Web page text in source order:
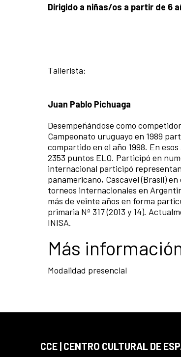
Dirigido a niñas/os a partir de 6
Tallerista:
Juan Pablo Pichuaga
Desempeñándose como
Campeonato uruguayo en 1989
compartido en el año 1998. En
2353 puntos ELO. Participó en
internacional participó
panamericano, Cascavel (Brasil)
torneos internacionales en
más de veinte años en forma
primaria Nº 317 (2013 y 14).
INISA.
Más
Modalidad presencial
CCE | CENTRO CULTURAL DE